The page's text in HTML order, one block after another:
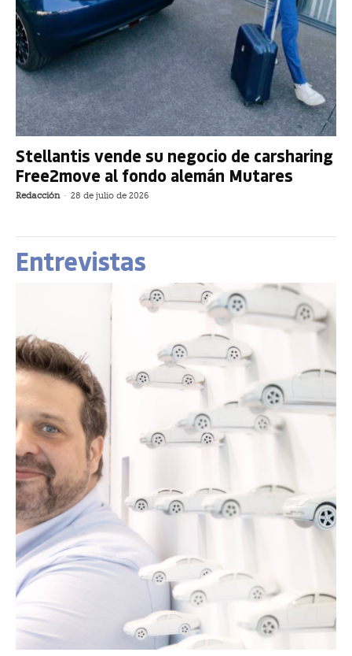
Stellantis vende su negocio de carsharing
Free2move al fondo alemán Mutares
Redacción - 28 de julio de 2026
Entrevistas